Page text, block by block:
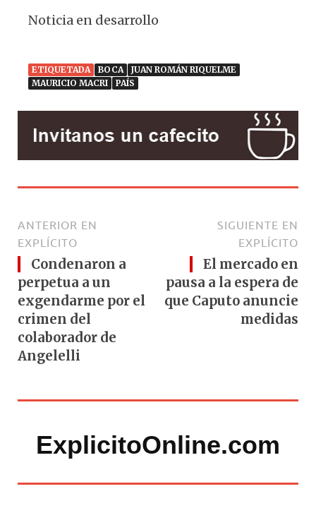
Noticia en desarrollo
ETIQUETADA BOCA
JUAN ROMÁN RIQUELME
MAURICIO MACRI
PAÍS
ANTERIOR EN
EXPLÍCITO
Condenaron a
perpetua a un
exgendarme por el
crimen del
colaborador de
Angelelli
SIGUIENTE EN
EXPLÍCITO
El mercado en
pausa a la espera de
que Caputo anuncie
medidas
ExplicitoOnline.com